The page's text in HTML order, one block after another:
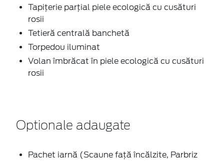
Tapiţerie parţial piele ecologică cu cusături
rosii
Tetieră centrală banchetă
Torpedou iluminat
Volan îmbrăcat în piele ecologică cu cusături
rosii
Optionale adaugate
Pachet iarnă (Scaune faţă încălzite, Parbriz